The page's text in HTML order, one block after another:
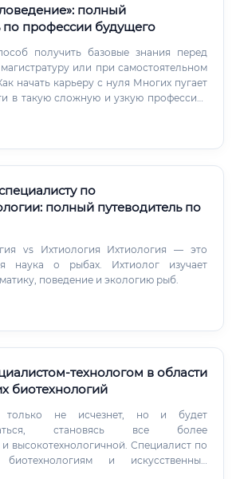
полный
по профессии будущего
получить базовые знания перед
или при самостоятельном
начать карьеру с нуля Многих пугает
в такую сложную и узкую профессию,
по
полный путеводитель по
vs Ихтиология Ихтиология — это
наука о рыбах. Ихтиолог изучает
поведение и экологию рыб.
технологом в области
биотехнологий
только не исчезнет, но и будет
становясь все более
высокотехнологичной. Специалист по
биотехнологиям и искусственный